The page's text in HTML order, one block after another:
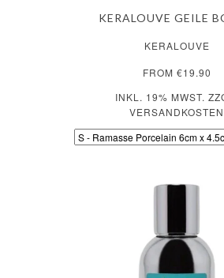
KERALOUVE GEILE
KERALOUVE
FROM €19.90
INKL. 19% MWST.
VERSANDKOSTEN